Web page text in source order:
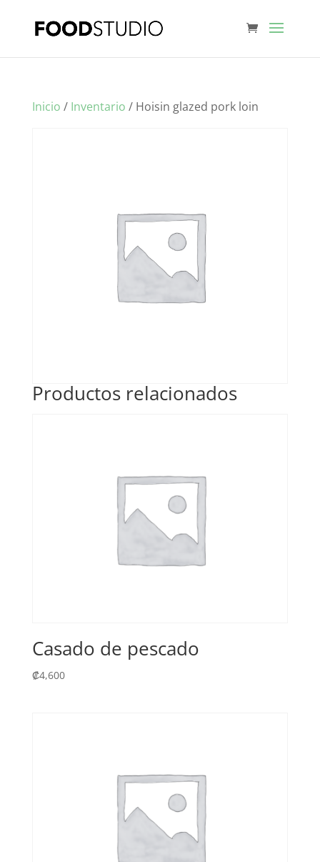
Inicio / Inventario / Hoisin glazed pork loin
Productos relacionados
Casado de pescado
₡4,600